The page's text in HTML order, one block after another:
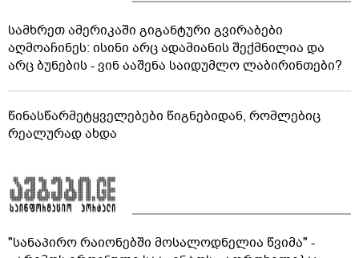
სამხრეთ ამერიკაში გიგანტური გვირაბები
აღმოაჩინეს: ისინი არც ადამიანის შექმნილია და
არც ბუნების - ვინ ააშენა საიდუმლო ლაბირინთები?
წინასწარმეტყველებები წიგნებიდან, რომლებიც
რეალურად ახდა
"სანაპირო რაიონებში მოსალოდნელია წვიმა" -